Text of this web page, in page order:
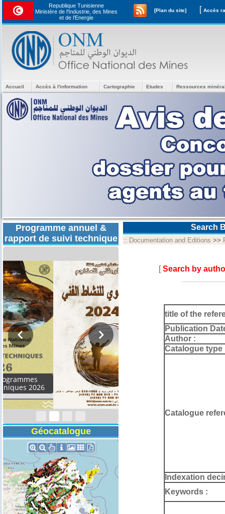
Republique Tunisienne
Ministère de l'Industrie, des Mines
et de l’Energie
[Plan du site] [
Accueil Accès à l'information Cartographie Etudes Ressources
Programme annuel &
rapport de suivi technique
Rapport d'activités
Géocatalogue
Search
:: Documentation and Editions >>
[Search by
title of the
Publication
Author :
Catalogue type
Catalogue
Indexation
Keywords :